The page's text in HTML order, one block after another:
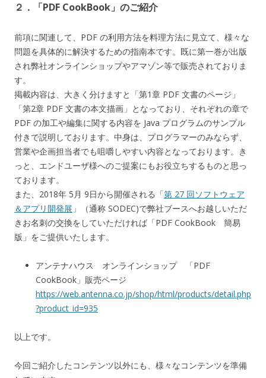
２．「PDF CookBook」のご紹介
前項に関連して、PDF の利用方法を料理方法に見立て、様々な
問題を具体的に解決するための指南本です。既に第一巻が出版
され弊社オンラインショップやアマゾン等で販売されておりま
す。
掲載内容は、大きく分けますと「第1章 PDF 文書のページ」
「第2章 PDF 文書の本文描画」となっており、それぞれの章で
PDF の加工や編集に関する内容を Java プログラムのサンプル
付きで説明しております。中身は、プログラマーのみならず、
営業や企画担当者でも咀嚼しやすい内容となっております。き
っと、エンドユーザ様へのご提案にもお役立ちするものと思っ
ております。
また、2018年 5月 9日から開催される「第 27 回ソフトウェア
＆アプリ開発展 」（通称 SODEC)で弊社ブースへお越しいただ
きお名刺の交換をしていただければ「PDF CookBook 簡易
版」をご提供いたします。
アンテナハウス オンラインショップ 「PDF
CookBook」販売ページ
https://web.antenna.co.jp/shop/html/products/detail.php
?product_id=935
以上です。
今回ご紹介したコンテンツ以外にも、様々なコンテンツを準備